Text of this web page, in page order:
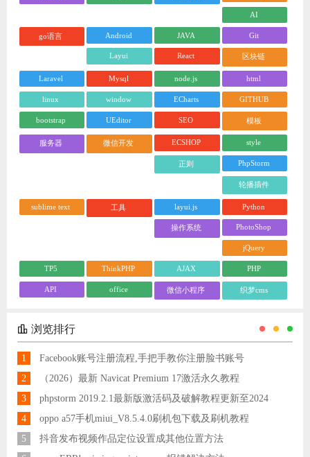
AI
go语言 Android JAVA Git
Layui React 区块链
Laravel Mysql node.js html
linux window ECharts GITHUB
bootstrap UEditor SEO 模板
服务器 微信开发 ECSHOP style
正则 PhpStorm
轮播插件
sublime text 工具 layui.js Python
操作系统 PhotoShop
jQuery
TP5 ThinkPHP AJAX PHP
API office 微信小程序 织梦cms
浏览排行
1
Facebook账号注册流程,手把手教你注册脸书账号
2
（2026）最新 Navicat Premium 17激活永久教程
3
phpstorm 2019.2.1最新版激活码及破解教程更新至2024
4
oppo a57手机miui_V8.5.4.0刷机包下载及刷机教程
5
抖音发布视频作品定位设置成其他位置方法